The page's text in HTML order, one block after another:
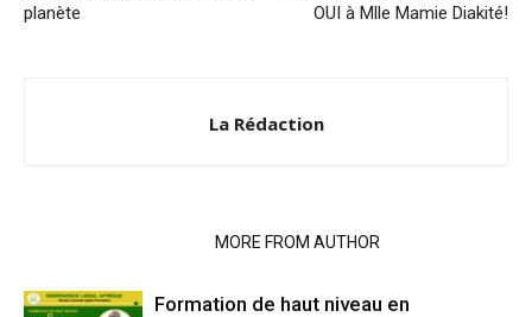
planète
OUI à Mlle Mamie Diakité!
La Rédaction
MORE FROM AUTHOR
Formation de haut niveau en